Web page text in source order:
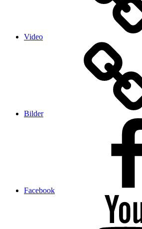
Video
Bilder
Facebook